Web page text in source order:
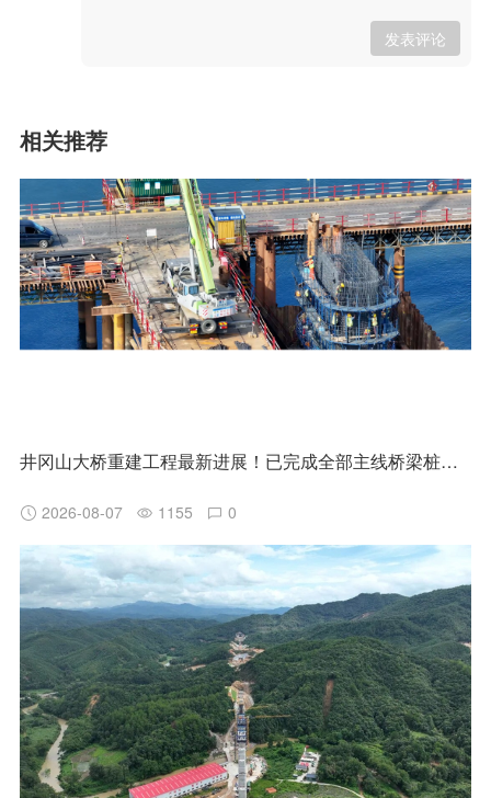
发表评论
相关推荐
井冈山大桥重建工程最新进展！已完成全部主线桥梁桩基施工
2026-08-07 1155 0